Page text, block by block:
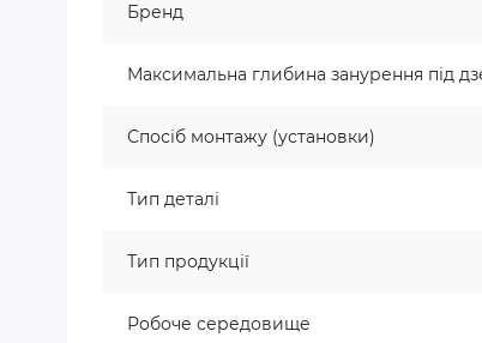
Бренд
Максимальна глибина занурення під
Спосіб монтажу (установки)
Тип деталі
Тип продукції
Робоче середовище